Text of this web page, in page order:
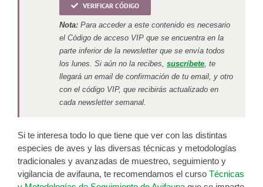
VERIFICAR CÓDIGO
Nota:Para acceder a este contenido es necesario
el Código de acceso VIP que se encuentra en la
parte inferior de la newsletter que se envía todos
los lunes. Si aún no la recibes, suscríbete, te
llegará un email de confirmación de tu email, y otro
con el código VIP, que recibirás actualizado en
cada newsletter semanal.
Si te interesa todo lo que tiene que ver con las distintas
especies de aves y las diversas técnicas y metodologías
tradicionales y avanzadas de muestreo, seguimiento y
vigilancia de avifauna, te recomendamos el curso Técnicas